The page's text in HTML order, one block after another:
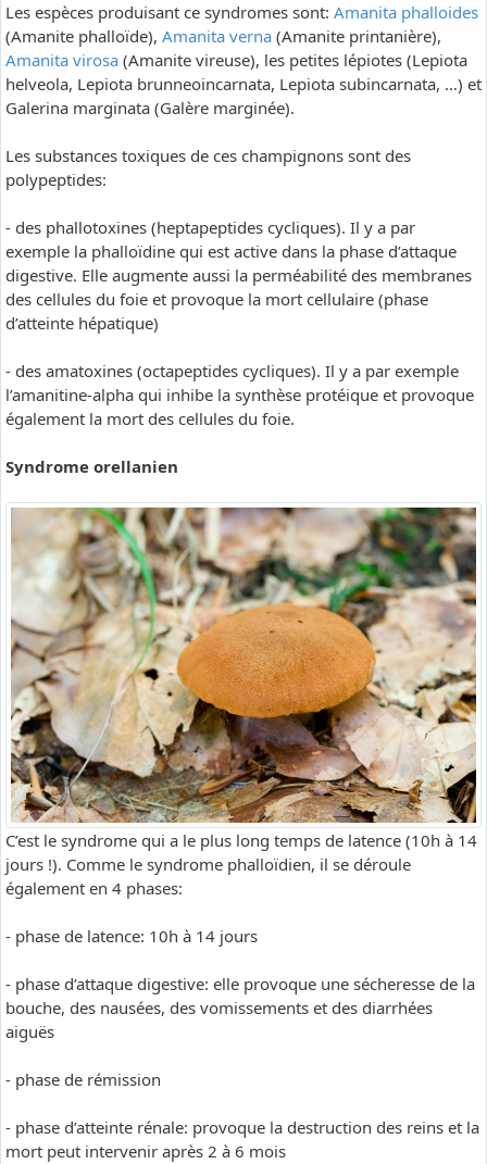
Les espèces produisant ce syndromes sont: Amanita phalloides
(Amanite phalloïde), Amanita verna (Amanite printanière),
Amanita virosa (Amanite vireuse), les petites lépiotes (Lepiota
helveola, Lepiota brunneoincarnata, Lepiota subincarnata, …) et
Galerina marginata (Galère marginée).
Les substances toxiques de ces champignons sont des
polypeptides:
- des phallotoxines (heptapeptides cycliques). Il y a par
exemple la phalloïdine qui est active dans la phase d’attaque
digestive. Elle augmente aussi la perméabilité des membranes
des cellules du foie et provoque la mort cellulaire (phase
d’atteinte hépatique)
- des amatoxines (octapeptides cycliques). Il y a par exemple
l’amanitine-alpha qui inhibe la synthèse protéique et provoque
également la mort des cellules du foie.
Syndrome orellanien
C’est le syndrome qui a le plus long temps de latence (10h à 14
jours !). Comme le syndrome phalloïdien, il se déroule
également en 4 phases:
- phase de latence: 10h à 14 jours
- phase d’attaque digestive: elle provoque une sécheresse de la
bouche, des nausées, des vomissements et des diarrhées
aiguës
- phase de rémission
- phase d’atteinte rénale: provoque la destruction des reins et la
mort peut intervenir après 2 à 6 mois